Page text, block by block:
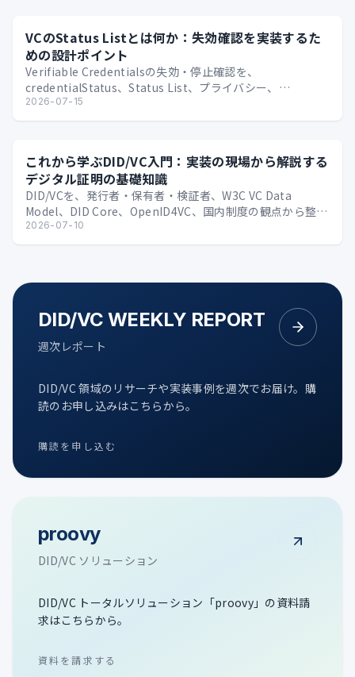
VCのStatus Listとは何か：失効確認を実装するた
めの設計ポイント
Verifiable Credentialsの失効・停止確認を、
credentialStatus、Status List、プライバシー、
Issuer/Verif…
2026-07-15
これから学ぶDID/VC入門：実装の現場から解説する
デジタル証明の基礎知識
DID/VCを、発行者・保有者・検証者、W3C VC Data
Model、DID Core、OpenID4VC、国内制度の観点から整理
する技術入門。
2026-07-10
DID/VC WEEKLY REPORT
週次レポート
DID/VC 領域のリサーチや実装事例を週次でお届け。購
読のお申し込みはこちらから。
購読を申し込む
proovy
DID/VC ソリューション
DID/VC トータルソリューション「proovy」の資料請
求はこちらから。
資料を請求する